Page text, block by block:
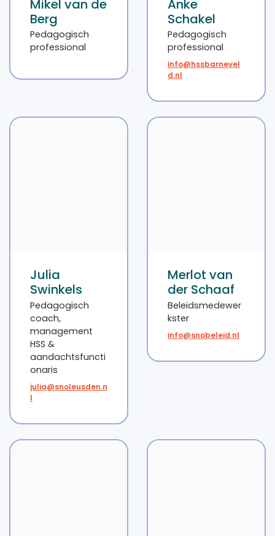
Mikel van de
Berg
Pedagogisch
professional
Anke
Schakel
Pedagogisch
professional
info@hssbarnevel
d.nl
Julia
Swinkels
Pedagogisch
coach,
management
HSS &
aandachtsfuncti
onaris
julia@snoleusden.n
l
Merlot van
der Schaaf
Beleidsmedewer
kster
info@snobeleid.nl